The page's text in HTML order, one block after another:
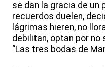
se dan la gracia de un
recuerdos duelen,
lágrimas hieren, no
debilitan, optan por no
“Las tres bodas de